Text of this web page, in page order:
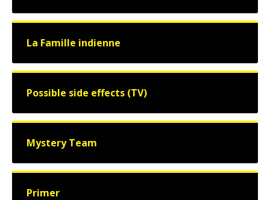
La Famille indienne
Possible side effects (TV)
Mystery Team
Primer